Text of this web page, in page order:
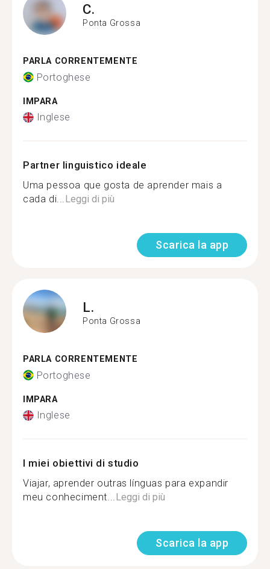
C.
Ponta Grossa
PARLA CORRENTEMENTE
Portoghese
IMPARA
Inglese
Partner linguistico ideale
Uma pessoa que gosta de aprender mais a
cada di...Leggi di più
Scarica la app
L.
Ponta Grossa
PARLA CORRENTEMENTE
Portoghese
IMPARA
Inglese
I miei obiettivi di studio
Viajar, aprender outras línguas para expandir
meu conheciment...Leggi di più
Scarica la app